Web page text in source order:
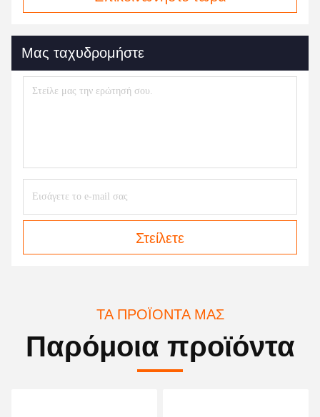
Μας ταχυδρομήστε
Στείλετε
ΤΑ ΠΡΟΪΌΝΤΑ ΜΑΣ
Παρόμοια προϊόντα